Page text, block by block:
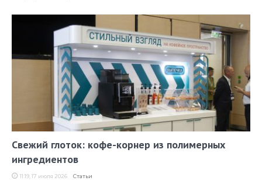
Свежий глоток: кофе-корнер из полимерных
ингредиентов
11:19, 17 июля 2026 Статьи